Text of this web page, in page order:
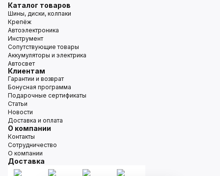
Каталог товаров
Шины, диски, колпаки
Крепёж
Автоэлектроника
Инструмент
Сопутствующие товары
Аккумуляторы и электрика
Автосвет
Клиентам
Гарантии и возврат
Бонусная программа
Подарочные сертификаты
Статьи
Новости
Доставка и оплата
О компании
Контакты
Сотрудничество
О компании
Доставка